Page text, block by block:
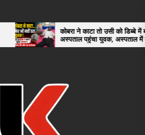
कोबरा ने काटा तो उसी को डिब्बे में बंद कर
अस्पताल पहुंचा युवक, अस्पताल में देखकर डॉक्टर
भी रह गए हैरान